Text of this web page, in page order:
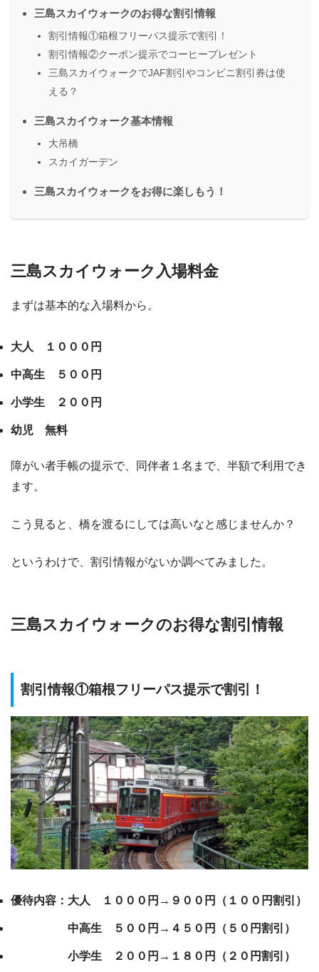
三島スカイウォークのお得な割引情報
割引情報①箱根フリーパス提示で割引！
割引情報②クーポン提示でコーヒープレゼント
三島スカイウォークでJAF割引やコンビニ割引券は使
える？
三島スカイウォーク基本情報
大吊橋
スカイガーデン
三島スカイウォークをお得に楽しもう！
三島スカイウォーク入場料金
まずは基本的な入場料から。
大人 １０００円
中高生 ５００円
小学生 ２００円
幼児 無料
障がい者手帳の提示で、同伴者１名まで、半額で利用でき
ます。
こう見ると、橋を渡るにしては高いなと感じませんか？
というわけで、割引情報がないか調べてみました。
三島スカイウォークのお得な割引情報
割引情報①箱根フリーパス提示で割引！
優待内容：大人 １０００円→９００円（１００円割引）
中高生 ５００円→４５０円（５０円割引）
小学生 ２００円→１８０円（２０円割引）